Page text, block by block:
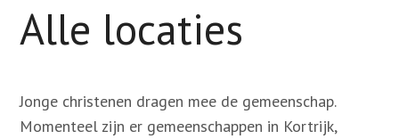
Alle locaties
Jonge christenen dragen mee de gemeenschap.
Momenteel zijn er gemeenschappen in Kortrijk,
In de Kijker
Media